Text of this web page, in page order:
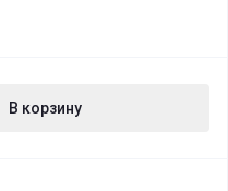
В корзину